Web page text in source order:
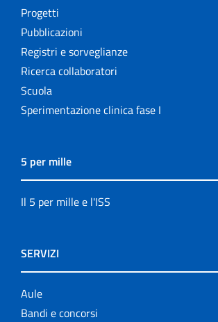
Progetti
Pubblicazioni
Registri e sorveglianze
Ricerca collaboratori
Scuola
Sperimentazione clinica fase I
5 per mille
Il 5 per mille e l'ISS
SERVIZI
Aule
Bandi e concorsi